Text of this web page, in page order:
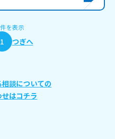
件を表示
1 つぎへ
談についての
はコチラ